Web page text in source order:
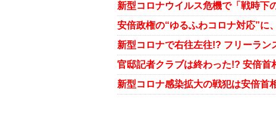
新型コロナウイルス危機で「戦時
安倍政権の“ゆるふわコロナ対応”に
官邸記者クラブは終わった!? 安倍首